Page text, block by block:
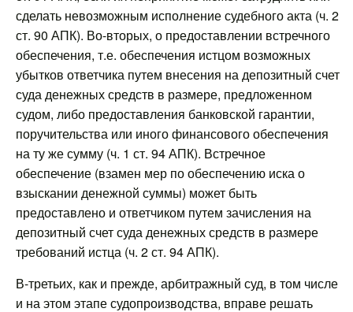
сделать невозможным исполнение судебного акта (ч. 2
ст. 90 АПК). Во-вторых, о предоставлении встречного
обеспечения, т.е. обеспечения истцом возможных
убытков ответчика путем внесения на депозитный счет
суда денежных средств в размере, предложенном
судом, либо предоставления банковской гарантии,
поручительства или иного финансового обеспечения
на ту же сумму (ч. 1 ст. 94 АПК). Встречное
обеспечение (взамен мер по обеспечению иска о
взыскании денежной суммы) может быть
предоставлено и ответчиком путем зачисления на
депозитный счет суда денежных средств в размере
требований истца (ч. 2 ст. 94 АПК).
В-третьих, как и прежде, арбитражный суд, в том числе
и на этом этапе судопроизводства, вправе решать